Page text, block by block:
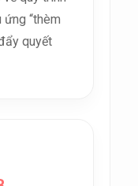
ứng “thèm
quyết